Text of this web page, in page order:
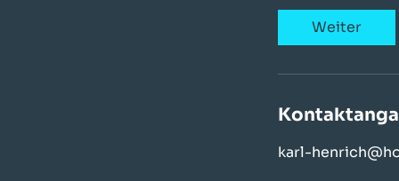
d
Weiter
karl-